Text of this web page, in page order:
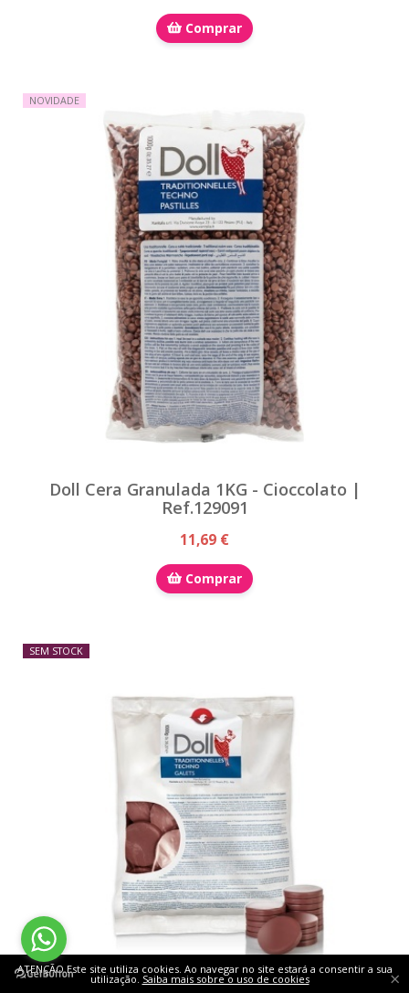
Comprar
NOVIDADE
Doll Cera Granulada 1KG - Cioccolato |
Ref.129091
11,69 €
Comprar
SEM STOCK
ATENÇÃO Este site utiliza cookies. Ao navegar no site estará a consentir a sua
utilização. Saiba mais sobre o uso de cookies ×